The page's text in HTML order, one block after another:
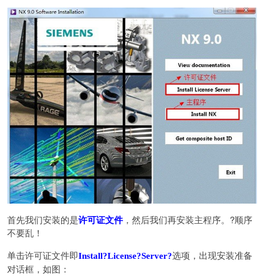
首先我们安装的是许可证文件，然后我们再安装主程序。?顺序
不要乱！
单击许可证文件即Install?License?Server?选项，出现安装准备
对话框，如图：